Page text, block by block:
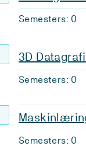
Semesters: 0
3D
Semesters: 0
Semesters: 0